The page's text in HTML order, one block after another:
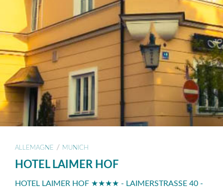
ALLEMAGNE / MUNICH
HOTEL LAIMER HOF
HOTEL LAIMER HOF ★★★★ - LAIMERSTRASSE 40 -